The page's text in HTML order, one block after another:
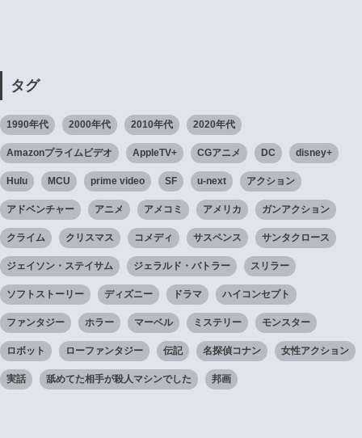
タグ
1990年代 2000年代 2010年代 2020年代
Amazonプライムビデオ AppleTV+ CGアニメ DC disney+
Hulu MCU prime video SF u-next アクション
アドベンチャー アニメ アメコミ アメリカ ガンアクション
クライム クリスマス コメディ サスペンス サンタクロース
ジェイソン・ステイサム ジェラルド・バトラー スリラー
ソフトストーリー ディズニー ドラマ ハイコンセプト
ファンタジー ホラー マーベル ミステリー モンスター
ロボット ローファンタジー 伝記 名探偵コナン 女性アクション
実話 舐めてた相手が殺人マシンでした 邦画